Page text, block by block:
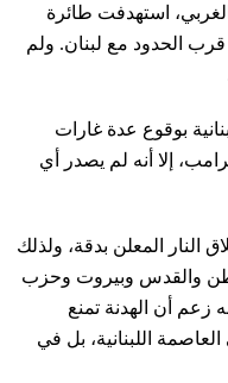
الغربي، استهدفت طائرة
الحدود مع لبنان. ولم
بوقوع عدة غارات
إلا أنه لم يصدر أي
النار المعلن بدقة، ولذلك
والقدس وبيروت وحزب
زعم أن الهدنة تمنع
اللبنانية، بل في